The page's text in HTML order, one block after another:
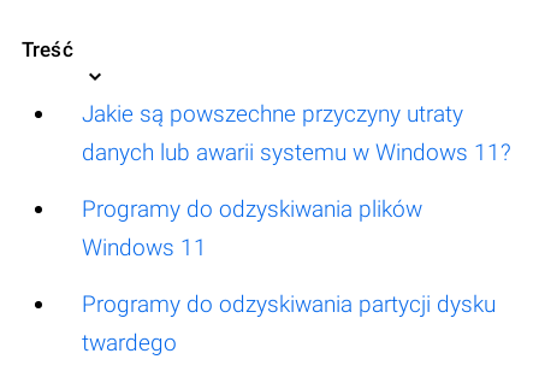
Treść
Jakie są powszechne przyczyny utraty
danych lub awarii systemu w Windows 11?
Programy do odzyskiwania plików
Windows 11
Programy do odzyskiwania partycji dysku
twardego